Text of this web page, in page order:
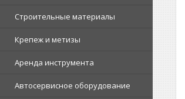
Строительные материалы
Крепеж и метизы
Аренда инструмента
Автосервисное оборудование